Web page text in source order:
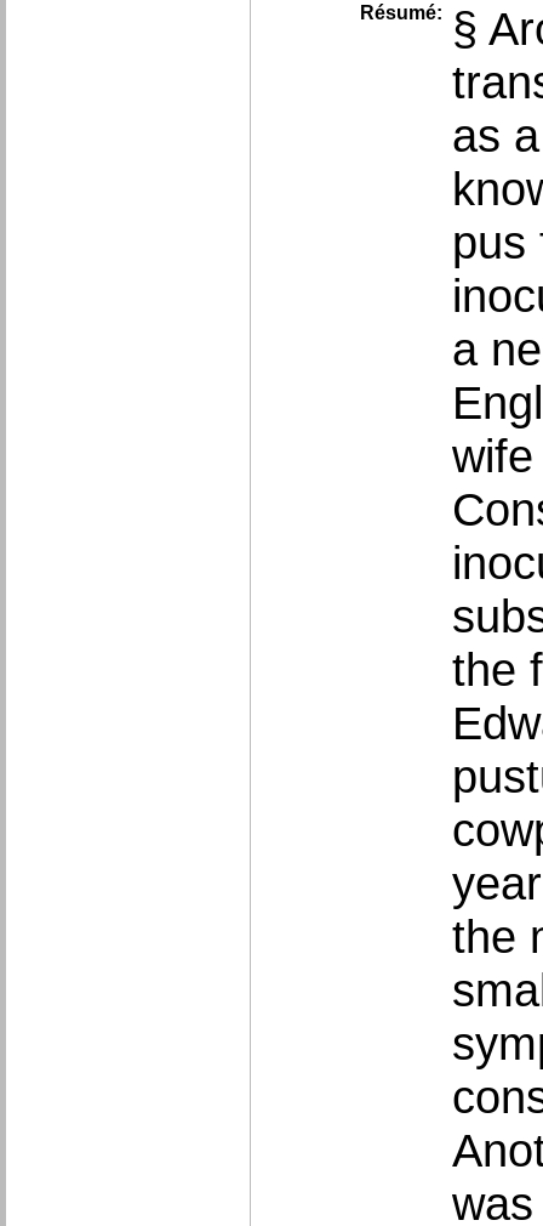
Résumé:
§
as
pus
a
the
the